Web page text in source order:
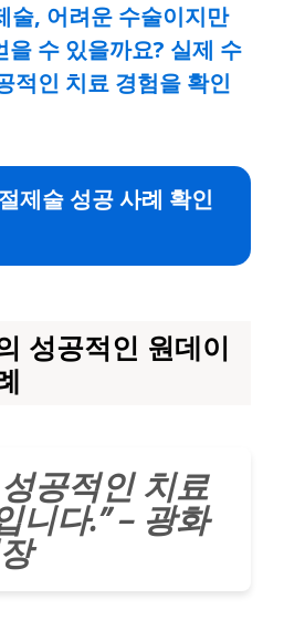
술, 어려운 수술이지만
을 수 있을까요? 실제 수
적인 치료 경험을 확인
제술 성공 사례 확인
성공적인 원데이
공적인 치료
니다.” – 광화